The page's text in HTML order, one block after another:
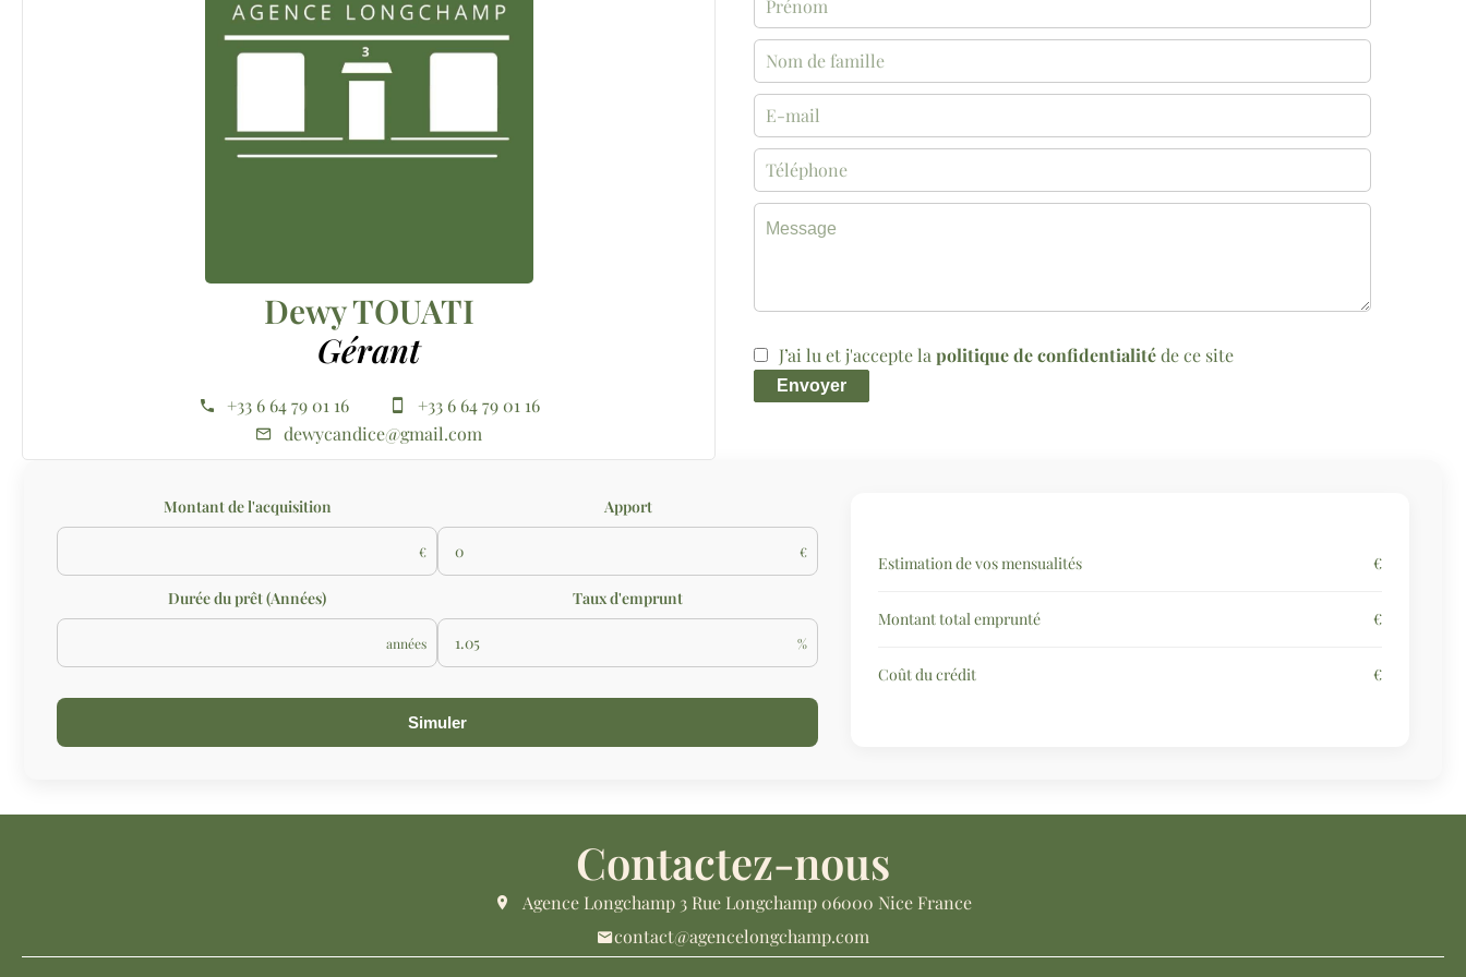
Dewy TOUATI
Gérant
+33 6 64 79 01 16
+33 6 64 79 01 16
dewycandice@gmail.com
J’ai lu et j'accepte la politique de confidentialitéde ce site
Envoyer
Montant de l'acquisition
€
Apport
€
Durée du prêt (Années)
années
Taux d'emprunt
%
Simuler
Estimation de vos mensualités €
Montant total emprunté €
Coût du crédit €
Contactez-nous
Agence Longchamp 3 Rue Longchamp 06000 Nice France
contact@agencelongchamp.com